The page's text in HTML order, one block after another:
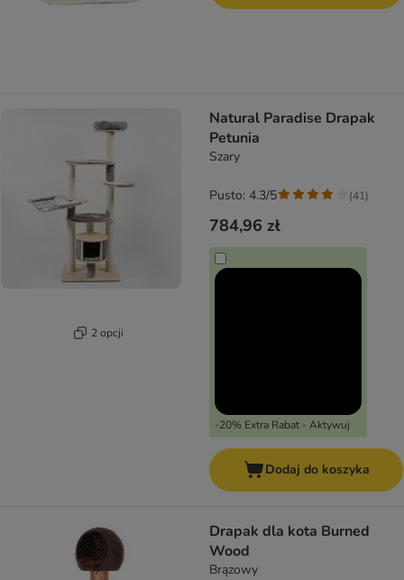
2 opcji
Natural Paradise Drapak
Petunia
Szary
784,96 zł
-20% Extra Rabat - Aktywuj
Pusto: 4.3/5 (41)
Dodaj do koszyka
Drapak dla kota Burned
Wood
Brązowy